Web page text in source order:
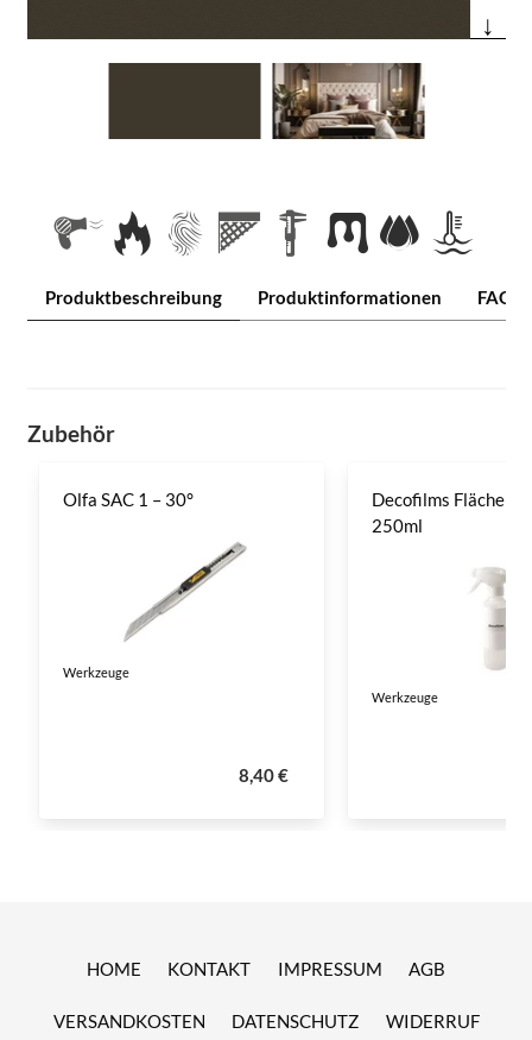
↓
Produktbeschreibung Produktinformationen FAQ
Zubehör
Olfa SAC 1 – 30°
Werkzeuge
8,40 €
Decofilms
250ml
Werkzeuge
HOME KONTAKT IMPRESSUM AGB
VERSANDKOSTEN DATENSCHUTZ WIDERRUF